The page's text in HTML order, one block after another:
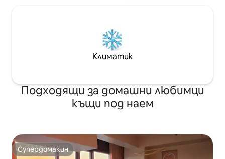
Климатик
Подходящи за домашни любимци
къщи под наем
Супердомакин
Супердомакин